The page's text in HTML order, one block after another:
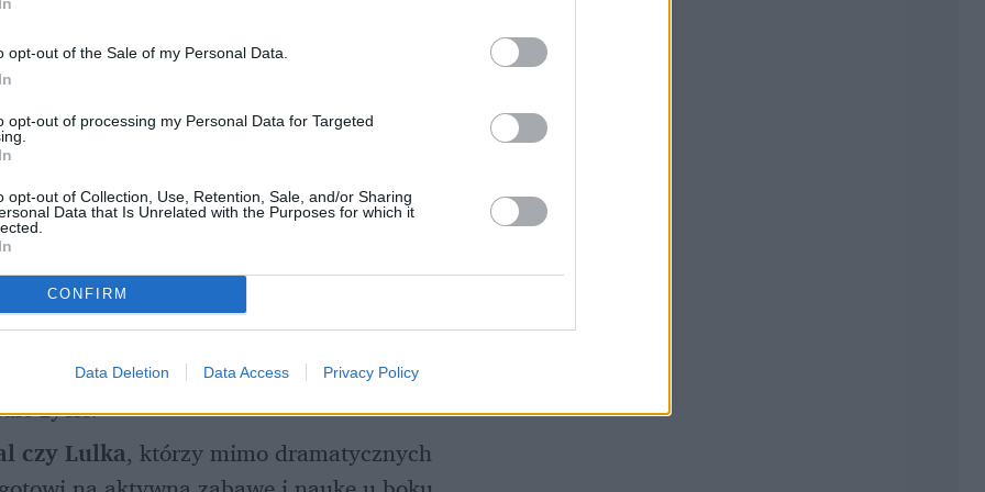
opt-out of the Sale of my Personal Data.
opt-out of processing my Personal Data for Targeted
opt-out of Collection, Use, Retention, Sale, and/or Sharing
Data that Is Unrelated with the Purposes for which it
CONFIRM
Data Deletion Data Access Privacy Policy
do rzęs czy kremów, pojawiły się
że każda przeszłość, nawet ta
zakończenia.
utraty domu, wciąż z pasją buduje więzi
porusza się na wózku, ale swoją
sprawnego psa.
po latach cierpienia szukają już tylko
na jesień życia.
czasu na zaufanie, ale gdy raz pokochają,
życie.
czy Lulka, którzy mimo dramatycznych